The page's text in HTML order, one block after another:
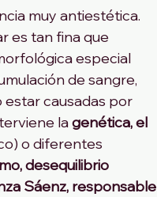
muy antiestética.
es tan fina que
especial
de sangre,
estar causadas por
la genética, el
o diferentes
desequilibrio
Sáenz, responsable